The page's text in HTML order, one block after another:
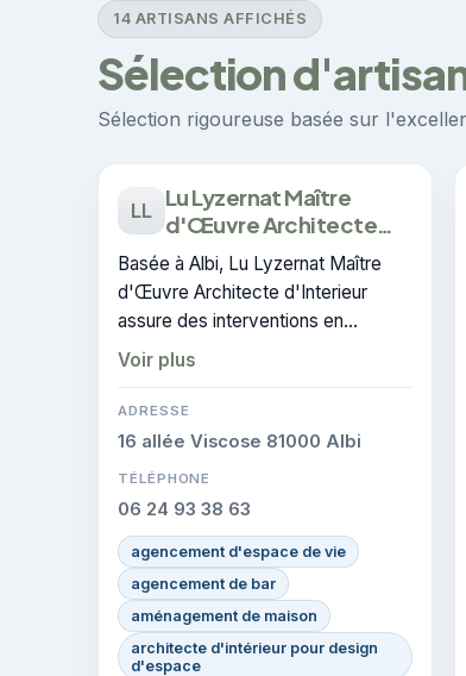
14 ARTISANS AFFICHÉS
Sélection
Sélection rigoureuse basée sur
LL Lu Lyzernat Maître
d'Œuvre Architecte
d'Interieur
Basée à Albi, Lu Lyzernat Maître
d'Œuvre Architecte d'Interieur
assure des interventions en
architectes d'intérieur dans le
secteur de Albi. L'entreprise
dispose de la certification
CERTIFIE.
Voir plus
ADRESSE
16 allée Viscose 81000 Albi
TÉLÉPHONE
06 24 93 38 63
agencement d'espace de vie
agencement de bar
aménagement de maison
architecte d'intérieur pour design
d'espace